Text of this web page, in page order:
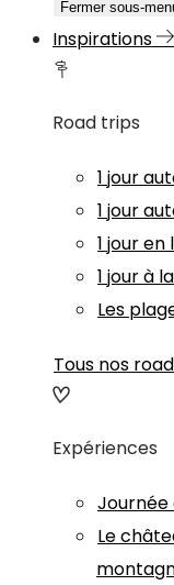
Fermer sous-
Inspirations
Road trips
1 jour
1 jour
1 jour
1 jour à
Les
Tous nos
Expériences
Le